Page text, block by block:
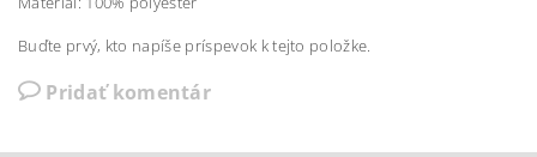
Buďte prvý, kto napíše príspevok k tejto položke.
Pridať komentár